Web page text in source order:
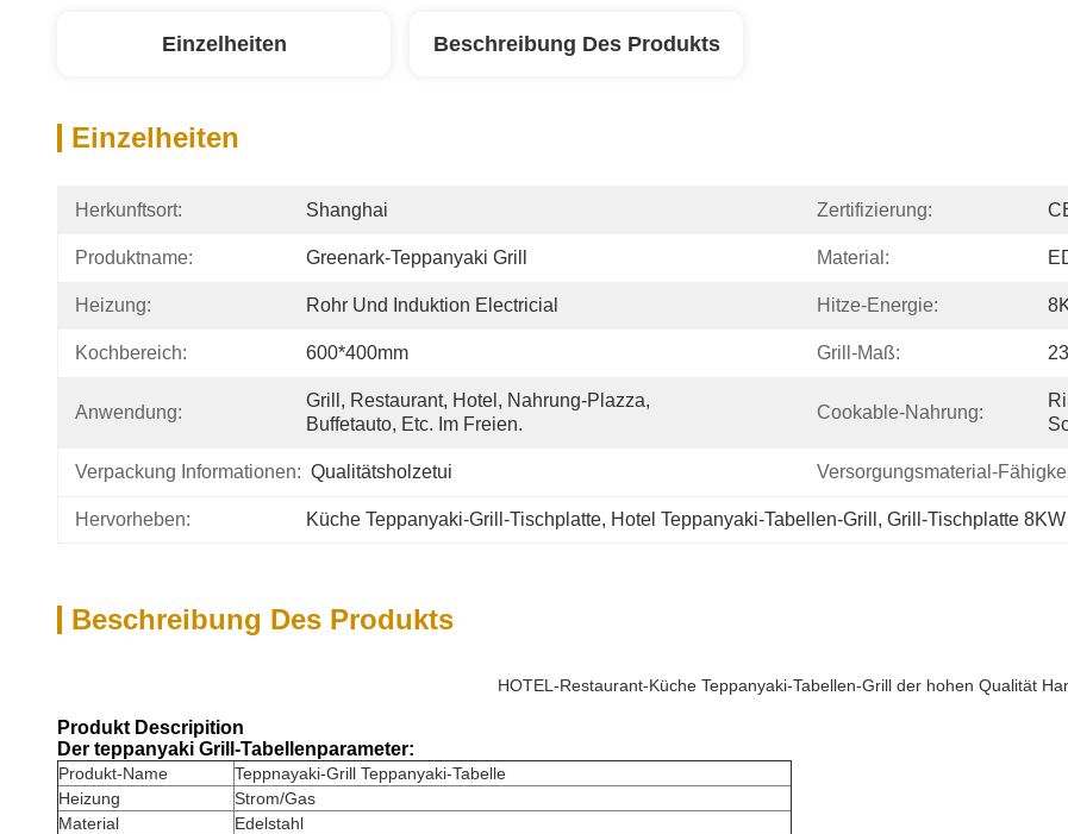
Einzelheiten Beschreibung Des Produkts
Einzelheiten
Herkunftsort: Shanghai Zertifizierung:
Produktname: Greenark-Teppanyaki Grill Material:
Heizung: Rohr Und Induktion Electricial Hitze-Energie:
Kochbereich: 600*400mm Grill-Maß:
Anwendung:
Grill, Restaurant, Hotel, Nahrung-Plazza,
Buffetauto, Etc. Im Freien.
Cookable-Nahrung:
Verpackung Informationen: Qualitätsholzetui Versorgungsmaterial-
Hervorheben: Küche Teppanyaki-Grill-Tischplatte, Hotel Teppanyaki-Tabellen-Grill , Grill-Tischplatte
Beschreibung Des Produkts
HOTEL-Restaurant-Küche Teppanyaki-Tabellen-Grill der hohen Qualität
Produkt Descripition
Der teppanyaki Grill-Tabellenparameter:
Produkt-Name
Teppnayaki-Grill Teppanyaki-Tabelle
Heizung
Strom/Gas
Material
Edelstahl